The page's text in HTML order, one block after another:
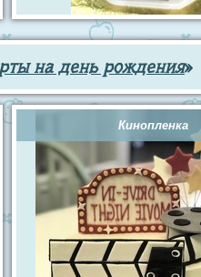
на день рождения»
Кинопленка